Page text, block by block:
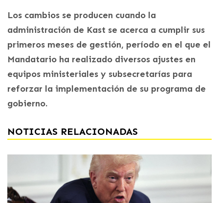
Los cambios se producen cuando la
administración de Kast se acerca a cumplir sus
primeros meses de gestión, período en el que el
Mandatario ha realizado diversos ajustes en
equipos ministeriales y subsecretarías para
reforzar la implementación de su programa de
gobierno.
NOTICIAS RELACIONADAS